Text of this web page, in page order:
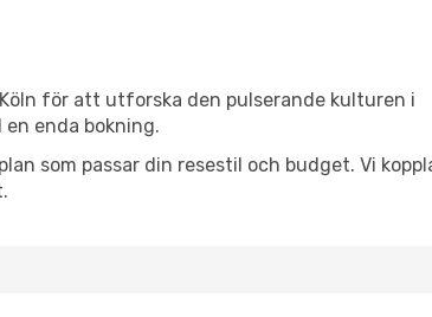
för att utforska den pulserande kulturen i
enda bokning.
som passar din resestil och budget. Vi